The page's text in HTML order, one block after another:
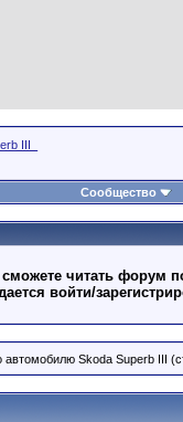
III_
Сообщество
читать форум
войти/
Skoda Superb III